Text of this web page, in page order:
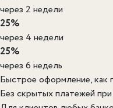
через 2 недели
25%
через 4 недели
25%
через 6 недель
Быстрое оформление, как
Без скрытых платежей